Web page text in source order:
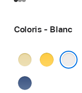
Coloris - Blanc
GrègeJaune
Bleu